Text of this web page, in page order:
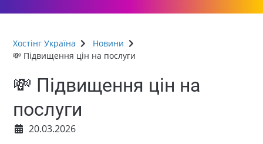
Хостінг Україна
Новини
💸 Підвищення цін на послуги
💸 Підвищення цін на
послуги
20.03.2026